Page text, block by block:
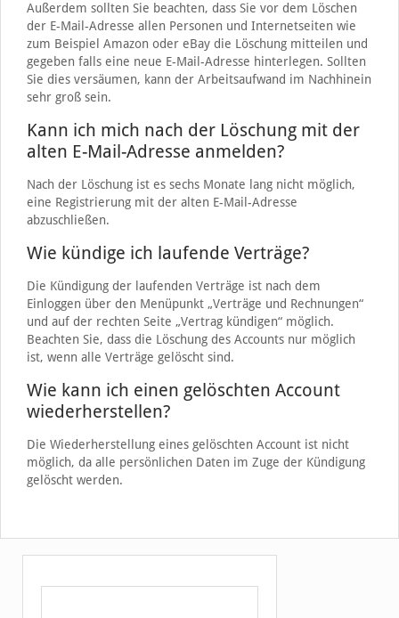
Außerdem sollten Sie beachten, dass Sie vor dem Löschen
der E-Mail-Adresse allen Personen und Internetseiten wie
zum Beispiel Amazon oder eBay die Löschung mitteilen und
gegeben falls eine neue E-Mail-Adresse hinterlegen. Sollten
Sie dies versäumen, kann der Arbeitsaufwand im Nachhinein
sehr groß sein.
Kann ich mich nach der Löschung mit der
alten E-Mail-Adresse anmelden?
Nach der Löschung ist es sechs Monate lang nicht möglich,
eine Registrierung mit der alten E-Mail-Adresse
abzuschließen.
Wie kündige ich laufende Verträge?
Die Kündigung der laufenden Verträge ist nach dem
Einloggen über den Menüpunkt „Verträge und Rechnungen“
und auf der rechten Seite „Vertrag kündigen“ möglich.
Beachten Sie, dass die Löschung des Accounts nur möglich
ist, wenn alle Verträge gelöscht sind.
Wie kann ich einen gelöschten Account
wiederherstellen?
Die Wiederherstellung eines gelöschten Account ist nicht
möglich, da alle persönlichen Daten im Zuge der Kündigung
gelöscht werden.